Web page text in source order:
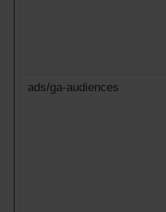
ads/ga-audiences